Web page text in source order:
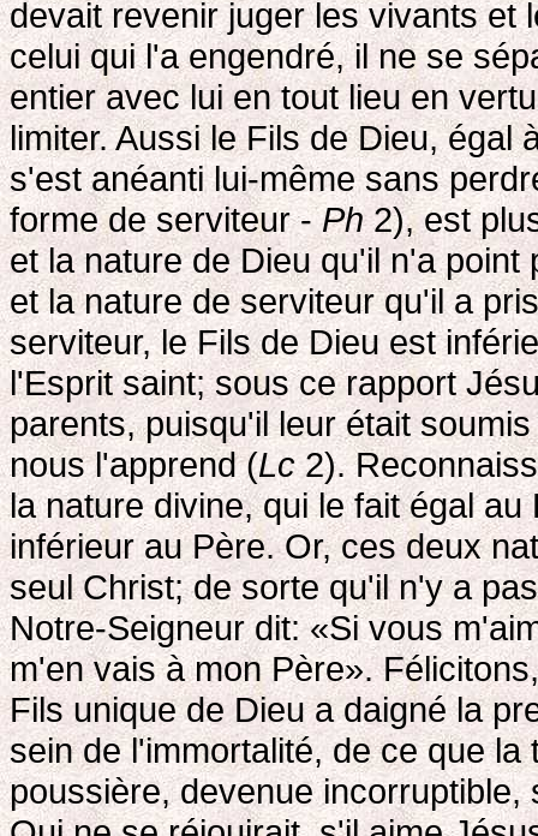
devait revenir juger les vivants et
celui qui l'a engendré, il ne se
entier avec lui en tout lieu en
limiter. Aussi le Fils de Dieu, égal
s'est anéanti lui-même sans
forme de serviteur -Ph2), est
et la nature de Dieu qu'il n'a
et la nature de serviteur qu'il a
serviteur, le Fils de Dieu est
l'Esprit saint; sous ce rapport
parents, puisqu'il leur était
nous l'apprend (Lc2).
la nature divine, qui le fait égal
inférieur au Père. Or, ces deux
seul Christ; de sorte qu'il n'y a
Notre-Seigneur dit: «Si vous
m'en vais à mon Père».
Fils unique de Dieu a daigné la
sein de l'immortalité, de ce que
poussière, devenue